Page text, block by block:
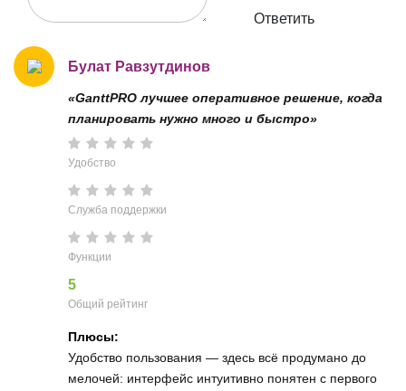
Ответить
Булат Равзутдинов
«GanttPRO лучшее оперативное решение, когда
планировать нужно много и быстро»
Удобство
Служба поддержки
Функции
5
Общий рейтинг
Плюсы:
Удобство пользования — здесь всё продумано до
мелочей: интерфейс интуитивно понятен с первого